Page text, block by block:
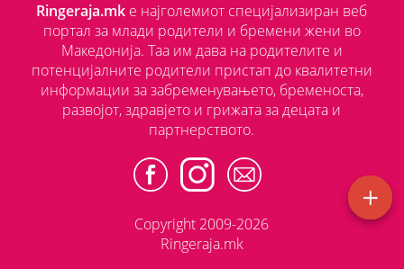
Ringeraja.mk е најголемиот специјализиран веб
портал за млади родители и бремени жени во
Македонија. Таа им дава на родителите и
потенцијалните родители пристап до квалитетни
информации за забременувањето, бременоста,
развојот, здравјето и грижата за децата и
партнерството.
Copyright 2009-2026
Ringeraja.mk